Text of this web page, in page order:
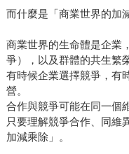
而什麼是「商業世界的加
商業世界的生命體是企業
爭），以及群體的共生繁
有時候企業選擇競爭，有
營。
合作與競爭可能在同一個
只要理解競爭合作、同維
加減乘除」。